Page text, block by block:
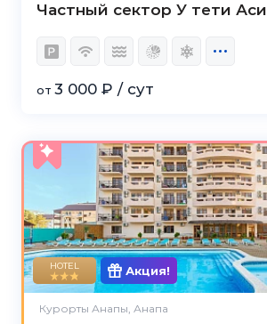
Частный сектор У тети Аси
от 3 000 ₽ / сут
HOTEL Акция!
Курорты Анапы, Анапа